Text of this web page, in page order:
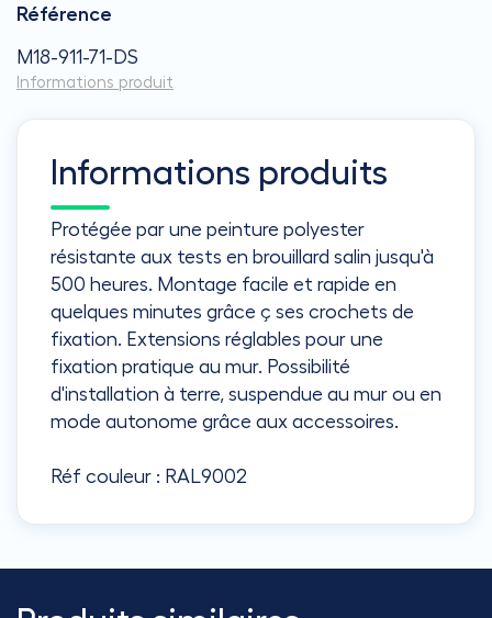
Référence
M18-911-71-DS
Informations produit
Informations produits
Protégée par une peinture polyester
résistante aux tests en brouillard salin jusqu'à
500 heures. Montage facile et rapide en
quelques minutes grâce ç ses crochets de
fixation. Extensions réglables pour une
fixation pratique au mur. Possibilité
d'installation à terre, suspendue au mur ou en
mode autonome grâce aux accessoires.
Réf couleur : RAL9002